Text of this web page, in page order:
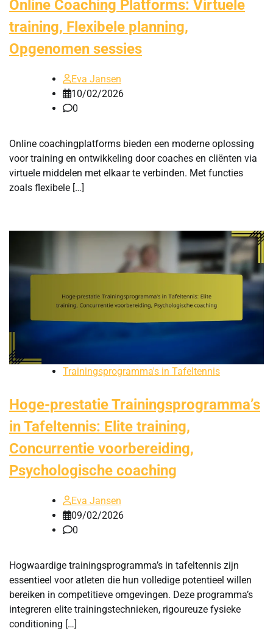
Online Coaching Platforms: Virtuele
training, Flexibele planning,
Opgenomen sessies
Eva Jansen
10/02/2026
0
Online coachingplatforms bieden een moderne oplossing
voor training en ontwikkeling door coaches en cliënten via
virtuele middelen met elkaar te verbinden. Met functies
zoals flexibele […]
Trainingsprogramma's in Tafeltennis
Hoge-prestatie Trainingsprogramma’s
in Tafeltennis: Elite training,
Concurrentie voorbereiding,
Psychologische coaching
Eva Jansen
09/02/2026
0
Hogwaardige trainingsprogramma’s in tafeltennis zijn
essentieel voor atleten die hun volledige potentieel willen
bereiken in competitieve omgevingen. Deze programma’s
integreren elite trainingstechnieken, rigoureuze fysieke
conditioning […]